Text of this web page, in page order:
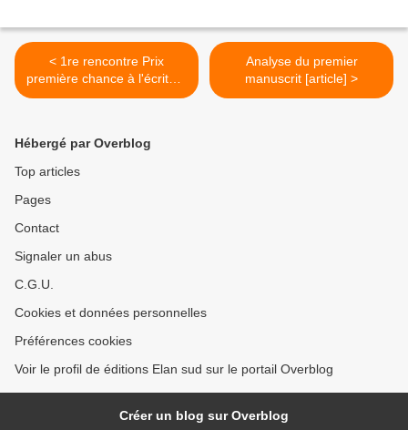
< 1re rencontre Prix
première chance à l'écriture
2017 [vidéos]
Analyse du premier
manuscrit [article] >
Hébergé par Overblog
Top articles
Pages
Contact
Signaler un abus
C.G.U.
Cookies et données personnelles
Préférences cookies
Voir le profil de éditions Elan sud sur le portail Overblog
Créer un blog sur Overblog